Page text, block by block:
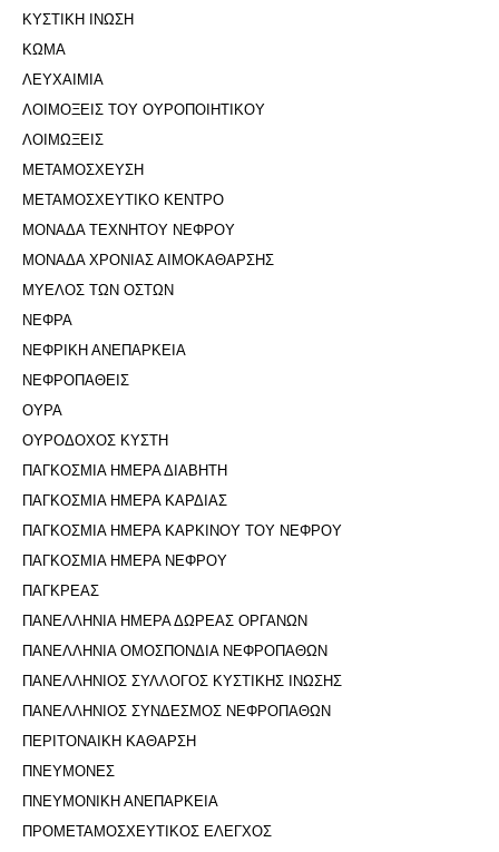
ΚΥΣΤΙΚΗ ΙΝΩΣΗ
ΚΩΜΑ
ΛΕΥΧΑΙΜΙΑ
ΛΟΙΜΟΞΕΙΣ ΤΟΥ ΟΥΡΟΠΟΙΗΤΙΚΟΥ
ΛΟΙΜΩΞΕΙΣ
ΜΕΤΑΜΟΣΧΕΥΣΗ
ΜΕΤΑΜΟΣΧΕΥΤΙΚΟ ΚΕΝΤΡΟ
ΜΟΝΑΔΑ ΤΕΧΝΗΤΟΥ ΝΕΦΡΟΥ
ΜΟΝΑΔΑ ΧΡΟΝΙΑΣ ΑΙΜΟΚΑΘΑΡΣΗΣ
ΜΥΕΛΟΣ ΤΩΝ ΟΣΤΩΝ
ΝΕΦΡΑ
ΝΕΦΡΙΚΗ ΑΝΕΠΑΡΚΕΙΑ
ΝΕΦΡΟΠΑΘΕΙΣ
ΟΥΡΑ
ΟΥΡΟΔΟΧΟΣ ΚΥΣΤΗ
ΠΑΓΚΟΣΜΙΑ ΗΜΕΡΑ ΔΙΑΒΗΤΗ
ΠΑΓΚΟΣΜΙΑ ΗΜΕΡΑ ΚΑΡΔΙΑΣ
ΠΑΓΚΟΣΜΙΑ ΗΜΕΡΑ ΚΑΡΚΙΝΟΥ ΤΟΥ ΝΕΦΡΟΥ
ΠΑΓΚΟΣΜΙΑ ΗΜΕΡΑ ΝΕΦΡΟΥ
ΠΑΓΚΡΕΑΣ
ΠΑΝΕΛΛΗΝΙΑ ΗΜΕΡΑ ΔΩΡΕΑΣ ΟΡΓΑΝΩΝ
ΠΑΝΕΛΛΗΝΙΑ ΟΜΟΣΠΟΝΔΙΑ ΝΕΦΡΟΠΑΘΩΝ
ΠΑΝΕΛΛΗΝΙΟΣ ΣΥΛΛΟΓΟΣ ΚΥΣΤΙΚΗΣ ΙΝΩΣΗΣ
ΠΑΝΕΛΛΗΝΙΟΣ ΣΥΝΔΕΣΜΟΣ ΝΕΦΡΟΠΑΘΩΝ
ΠΕΡΙΤΟΝΑΙΚΗ ΚΑΘΑΡΣΗ
ΠΝΕΥΜΟΝΕΣ
ΠΝΕΥΜΟΝΙΚΗ ΑΝΕΠΑΡΚΕΙΑ
ΠΡΟΜΕΤΑΜΟΣΧΕΥΤΙΚΟΣ ΕΛΕΓΧΟΣ